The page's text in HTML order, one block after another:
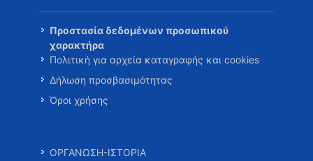
Προστασία δεδομένων προσωπικού
χαρακτήρα
Πολιτική για αρχεία καταγραφής και cookies
Δήλωση προσβασιμότητας
Όροι χρήσης
ΟΡΓΑΝΩΣΗ-ΙΣΤΟΡΙΑ